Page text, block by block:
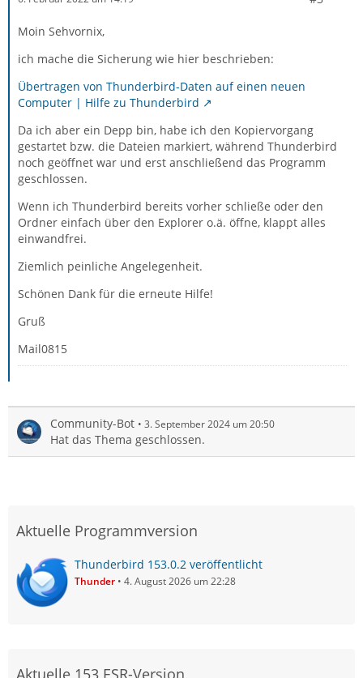
Moin Sehvornix,
ich mache die Sicherung wie hier beschrieben:
Übertragen von Thunderbird-Daten auf einen neuen
Computer | Hilfe zu Thunderbird
Da ich aber ein Depp bin, habe ich den Kopiervorgang
gestartet bzw. die Dateien markiert, während Thunderbird
noch geöffnet war und erst anschließend das Programm
geschlossen.
Wenn ich Thunderbird bereits vorher schließe oder den
Ordner einfach über den Explorer o.ä. öffne, klappt alles
einwandfrei.
Ziemlich peinliche Angelegenheit.
Schönen Dank für die erneute Hilfe!
Gruß
Mail0815
Community-Bot 3. September 2024 um 20:50
Hat das Thema geschlossen.
Aktuelle Programmversion
Thunderbird 153.0.2 veröffentlicht
Thunder 4. August 2026 um 22:28
Aktuelle 153 ESR-Version